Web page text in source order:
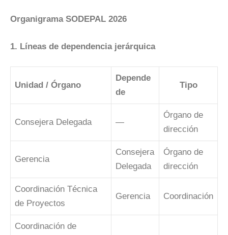
Organigrama SODEPAL 2026
1. Líneas de dependencia jerárquica
Unidad / Órgano
Depende
de
Tipo
Consejera Delegada —
Órgano de
dirección
Gerencia
Consejera
Delegada
Órgano de
dirección
Coordinación Técnica
de Proyectos
Gerencia Coordinación
Coordinación de